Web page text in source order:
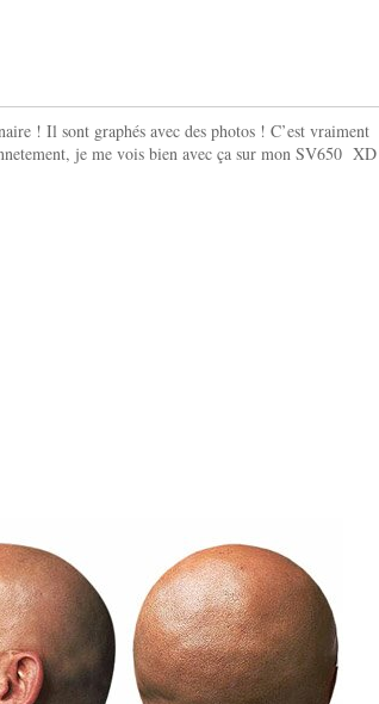
! Il sont graphés avec des photos ! C’est vraiment
je me vois bien avec ça sur mon SV650 XD